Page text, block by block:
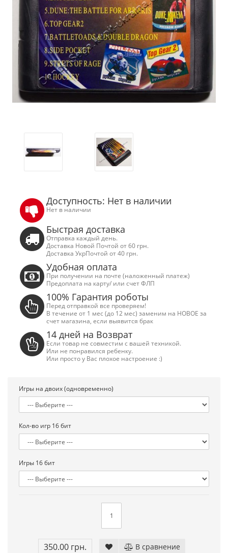
1 250.00 грн.
Купить! В 1 клік
Код товара:
79 отзывов
Купить!
Доступность: Нет в наличии
Нет в наличии
Быстрая доставка
Отправка каждый день.
Доставка Новой Почтой от 60 грн.
Доставка УкрПочтой от 40 грн.
Удобная оплата
При получении на почте (наложенный платеж)
Предоплата на карту/ или счет ФЛП
100% Гарантия роботы
Перед отправкой все проверяем!
В течение от 1 мес (до 12 мес) заменим на НОВОЕ за
счет магазина, если выявится брак
14 дней на Возврат
Если товар не совместим с вашей техникой.
Или не понравился ребенку.
Или просто у Вас плохое настроение :)
Игры на двоих (одновременно)
Кол-во игр 16 бит
Игры 16 бит
350.00 грн. В сравнение